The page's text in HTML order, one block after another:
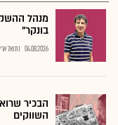
מנהל
בונקר"
04.08.2026 נתנאל
הבכיר
השווקים